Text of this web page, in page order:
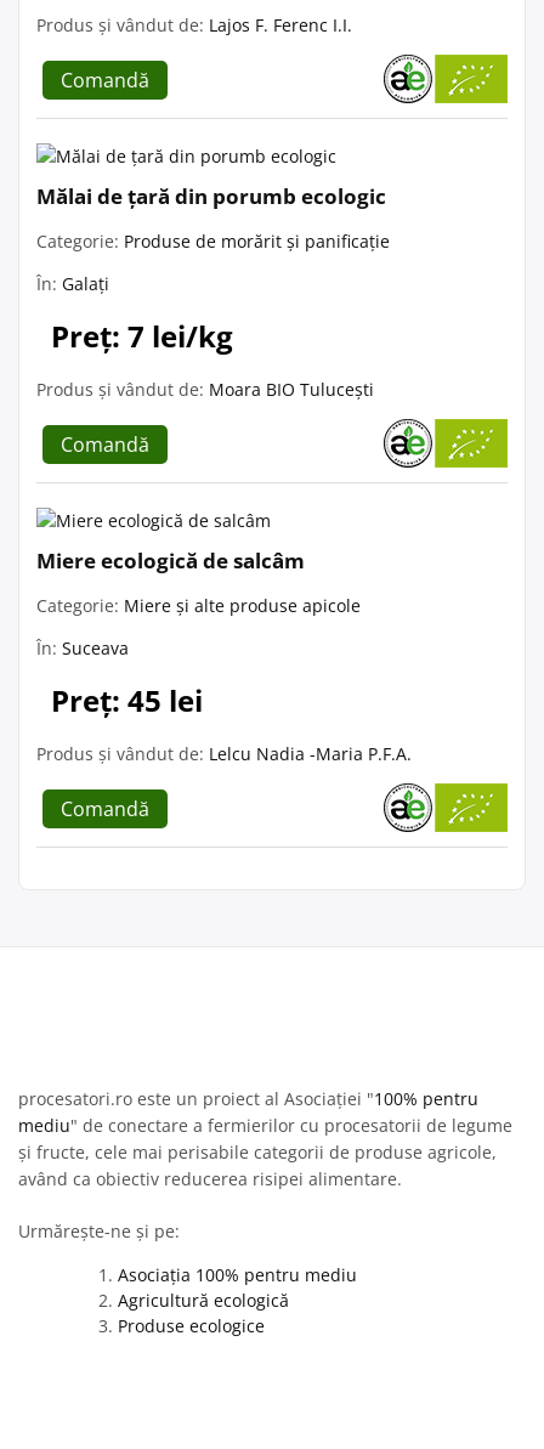
Produs și vândut de: Lajos F. Ferenc I.I.
Comandă
Mălai de țară din porumb ecologic
Categorie: Produse de morărit și panificație
În: Galați
Preț: 7 lei/kg
Produs și vândut de: Moara BIO Tulucești
Comandă
Miere ecologică de salcâm
Categorie: Miere și alte produse apicole
În: Suceava
Preț: 45 lei
Produs și vândut de: Lelcu Nadia -Maria P.F.A.
Comandă
procesatori.ro este un proiect al Asociației "100% pentru
mediu" de conectare a fermierilor cu procesatorii de legume
și fructe, cele mai perisabile categorii de produse agricole,
având ca obiectiv reducerea risipei alimentare.
Urmărește-ne și pe:
Asociația 100% pentru mediu
Agricultură ecologică
Produse ecologice